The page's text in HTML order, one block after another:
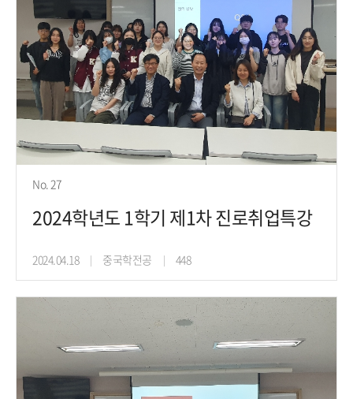
No. 27
2024학년도 1학기 제1차 진로취업특강
2024.04.18 중국학전공 448